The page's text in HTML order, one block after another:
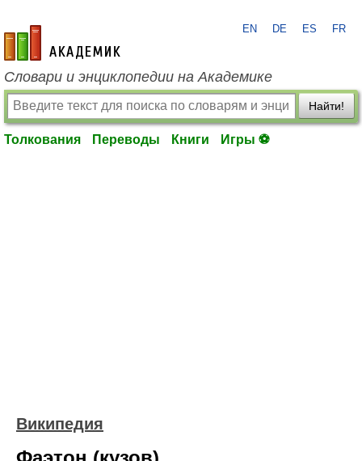
academic.ru
EN DE ES FR
Словари и энциклопедии на Академике
Найти!
Толкования Переводы Книги Игры ⚽
Википедия